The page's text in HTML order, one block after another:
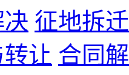
征地拆
让 合同